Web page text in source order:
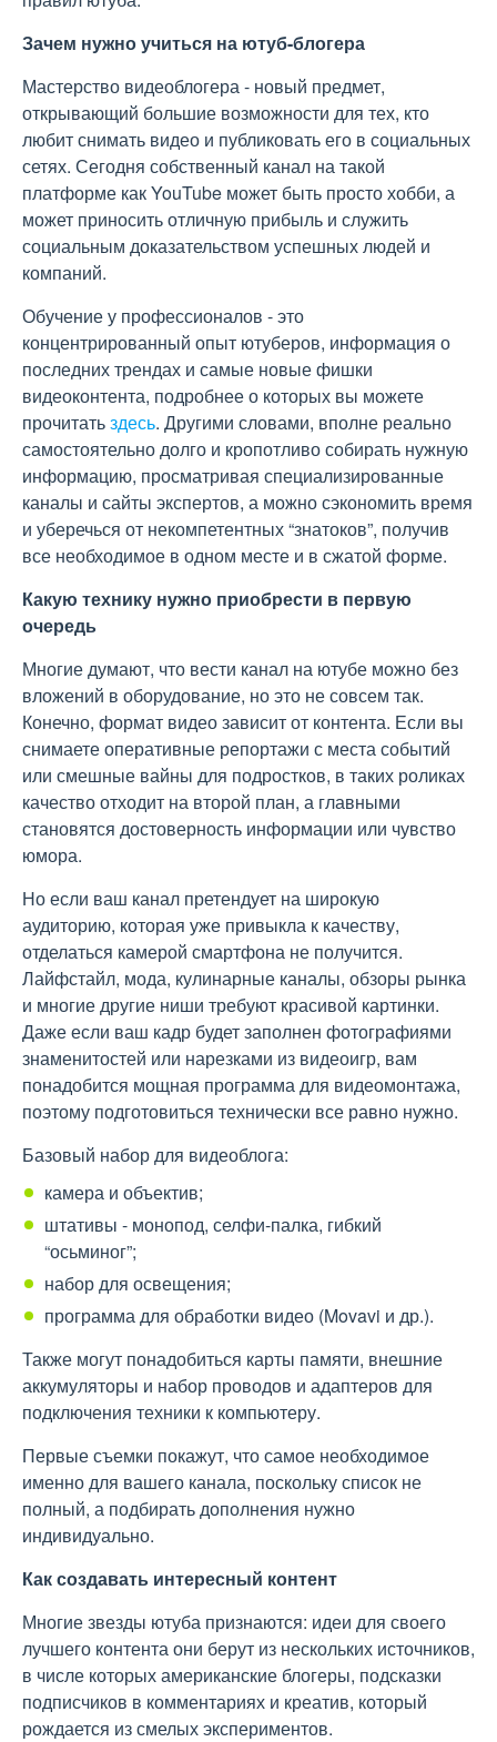
Зачем нужно учиться на ютуб-блогера
Мастерство видеоблогера - новый предмет,
открывающий большие возможности для тех, кто
любит снимать видео и публиковать его в социальных
сетях. Сегодня собственный канал на такой
платформе как YouTube может быть просто хобби, а
может приносить отличную прибыль и служить
социальным доказательством успешных людей и
компаний.
Обучение у профессионалов - это
концентрированный опыт ютуберов, информация о
последних трендах и самые новые фишки
видеоконтента, подробнее о которых вы можете
прочитатьздесь. Другими словами, вполне реально
самостоятельно долго и кропотливо собирать нужную
информацию, просматривая специализированные
каналы и сайты экспертов, а можно сэкономить время
и уберечься от некомпетентных “знатоков”, получив
все необходимое в одном месте и в сжатой форме.
Какую технику нужно приобрести в первую
очередь
Многие думают, что вести канал на ютубе можно без
вложений в оборудование, но это не совсем так.
Конечно, формат видео зависит от контента. Если вы
снимаете оперативные репортажи с места событий
или смешные вайны для подростков, в таких роликах
качество отходит на второй план, а главными
становятся достоверность информации или чувство
юмора.
Но если ваш канал претендует на широкую
аудиторию, которая уже привыкла к качеству,
отделаться камерой смартфона не получится.
Лайфстайл, мода, кулинарные каналы, обзоры рынка
и многие другие ниши требуют красивой картинки.
Даже если ваш кадр будет заполнен фотографиями
знаменитостей или нарезками из видеоигр, вам
понадобится мощная программа для видеомонтажа,
поэтому подготовиться технически все равно нужно.
Базовый набор для видеоблога:
камера и объектив;
штативы - монопод, селфи-палка, гибкий
“осьминог”;
набор для освещения;
программа для обработки видео (Movavi и др.).
Также могут понадобиться карты памяти, внешние
аккумуляторы и набор проводов и адаптеров для
подключения техники к компьютеру.
Первые съемки покажут, что самое необходимое
именно для вашего канала, поскольку список не
полный, а подбирать дополнения нужно
индивидуально.
Как создавать интересный контент
Многие звезды ютуба признаются: идеи для своего
лучшего контента они берут из нескольких источников,
в числе которых американские блогеры, подсказки
подписчиков в комментариях и креатив, который
рождается из смелых экспериментов.